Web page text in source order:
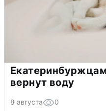
вернут воду
8 августа 0